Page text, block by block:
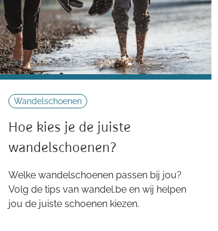
Wandelschoenen
Hoe kies je de juiste
wandelschoenen?
Welke wandelschoenen passen bij jou?
Volg de tips van wandel.be en wij helpen
jou de juiste schoenen kiezen.